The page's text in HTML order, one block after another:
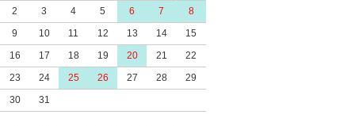
2
3 4 5 6 7
8
9
10 11 12 13 14
15
16
17 18 19 20 21
22
23
24 25 26 27 28
29
30
31